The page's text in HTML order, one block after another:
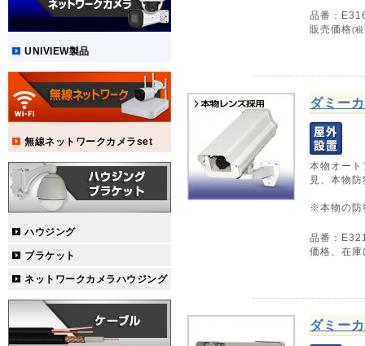
UNIVIEW製品
無線ネットワークカメラset
ハウジング
ブラケット
ネットワークカメラハウジング
品番：
販売価格(
ダミー
本物オー
見、本物
※本物の防
品番：
価格、在
ダミー